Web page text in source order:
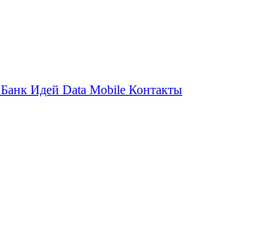
Банк Идей Data Mobile Контакты